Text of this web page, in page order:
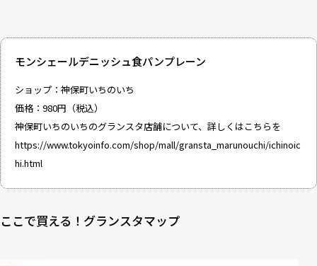
モンシェールデニッシュ食パンプレーン
ショップ：神保町いちのいち
価格：980円（税込）
神保町いちのいちのグランスタ店舗について、詳しくはこちらを
https://www.tokyoinfo.com/shop/mall/gransta_marunouchi/ichinoic
hi.html
ここで買える！グランスタマップ